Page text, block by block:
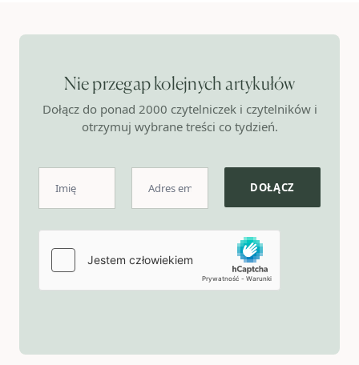
Nie przegap kolejnych artykułów
Dołącz do ponad 2000 czytelniczek i czytelników i
otrzymuj wybrane treści co tydzień.